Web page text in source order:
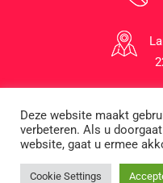
1996-2026 ©
Deze website maakt
verbeteren. Als u
website, gaat u ermee
Cookie Settings